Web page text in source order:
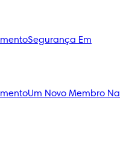
Segurança Em
Um Novo Membro Na